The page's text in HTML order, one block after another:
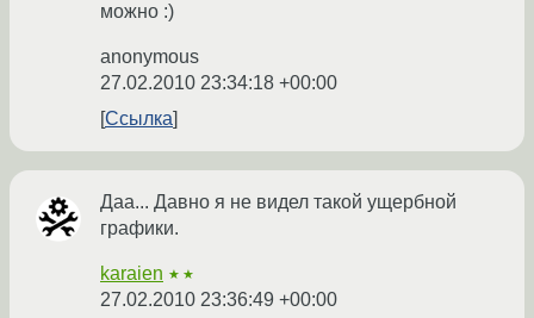
можно :)
anonymous
27.02.2010 23:34:18 +00:00
Ссылка
Даа... Давно я не видел такой ущербной
графики.
karaien ★★
27.02.2010 23:36:49 +00:00